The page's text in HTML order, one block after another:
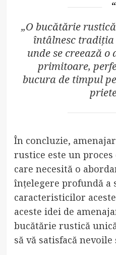
„O bucătărie
întâlnesc tradiția
unde se creează
primitoare,
bucura de timpul
În concluzie,
rustice este un
care necesită o
înțelegere profundă a
caracteristicilor
aceste idei de
bucătărie rustică
să vă satisfacă